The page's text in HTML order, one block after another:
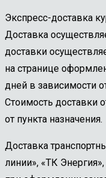
Экспресс-доставка
Доставка
доставки
на странице
дней в зависимости
Стоимость доставки
от пункта назначения.
Доставка
линии», «ТК